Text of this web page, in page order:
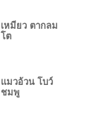
เหมียว ตากลม
โต
แมวอ้วน โบว์
ชมพู